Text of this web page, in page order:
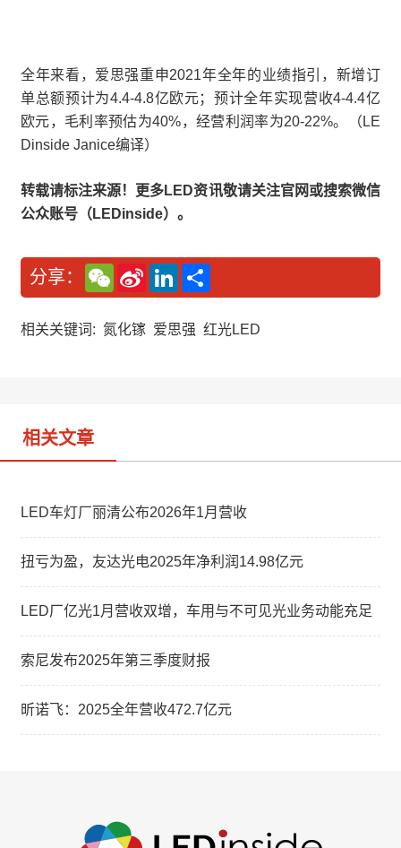
全年来看，爱思强重申2021年全年的业绩指引，新增订
单总额预计为4.4-4.8亿欧元；预计全年实现营收4-4.4亿
欧元，毛利率预估为40%，经营利润率为20-22%。（LE
Dinside Janice编译）
转载请标注来源！更多LED资讯敬请关注官网或搜索微信
公众账号（LEDinside）。
分享：
W
e
C
a
S
n
W
L
n
e
相关关键词: 氮化镓 爱思强 红光LED
相关文章
LED车灯厂丽清公布2026年1月营收
扭亏为盈，友达光电2025年净利润14.98亿元
LED厂亿光1月营收双增，车用与不可见光业务动能充足
索尼发布2025年第三季度财报
昕诺飞：2025全年营收472.7亿元